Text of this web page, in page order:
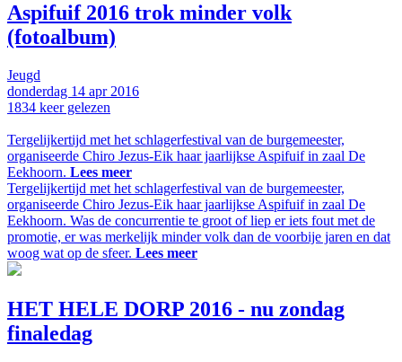
Aspifuif 2016 trok minder volk
(fotoalbum)
Jeugd
donderdag 14 apr2016
1834 keer gelezen
Tergelijkertijd met het schlagerfestival van de burgemeester,
organiseerde Chiro Jezus-Eik haar jaarlijkse Aspifuif in zaal De
Eekhoorn. Lees meer
Tergelijkertijd met het schlagerfestival van de burgemeester,
organiseerde Chiro Jezus-Eik haar jaarlijkse Aspifuif in zaal De
Eekhoorn. Was de concurrentie te groot of liep er iets fout met de
promotie, er was merkelijk minder volk dan de voorbije jaren en dat
woog wat op de sfeer. Lees meer
HET HELE DORP 2016 - nu zondag
finaledag